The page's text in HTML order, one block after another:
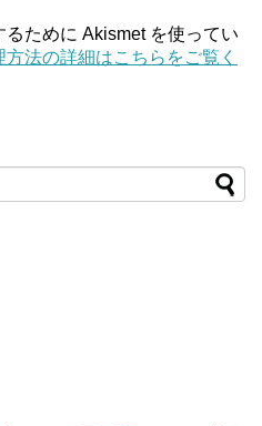
ために Akismet を使ってい
法の詳細はこちらをご覧く